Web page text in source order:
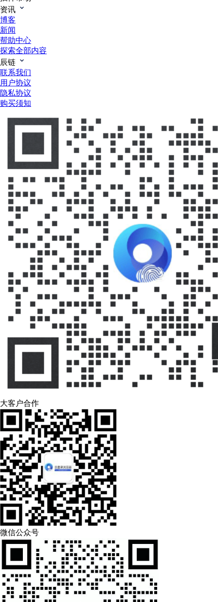
资讯
博客
新闻
帮助中心
探索全部内容
辰链
联系我们
用户协议
隐私协议
购买须知
大客户合作
微信公众号